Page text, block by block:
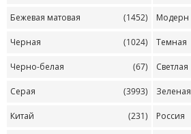
Бежевая матовая (1452) Модерн
Черная (1024) Темная
Черно-белая (67) Светлая
Серая (3993) Зеленая
Китай (231) Россия